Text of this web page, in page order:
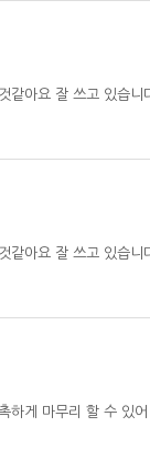
같아요 잘 쓰고 있습니
같아요 잘 쓰고 있습니
하게 마무리 할 수 있